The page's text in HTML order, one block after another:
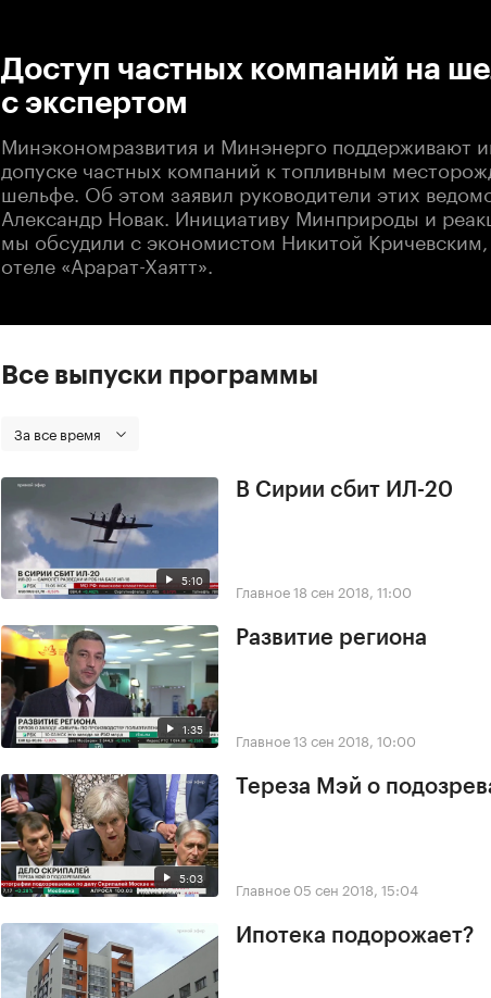
Доступ частных компаний на
с экспертом
Минэкономразвития и Минэнерго поддерживают
допуске частных компаний к топливным
шельфе. Об этом заявил руководители этих
Александр Новак. Инициативу Минприроды и
мы обсудили с экономистом Никитой
отеле «Арарат-Хаятт».
Все выпуски программы
За все время
5:10
В Сирии сбит ИЛ-20
Главное18 сен 2018, 11:00
1:35
Развитие региона
Главное13 сен 2018, 10:00
5:03
Тереза Мэй о
Главное 05 сен 2018, 15:04
Ипотека подорожает?